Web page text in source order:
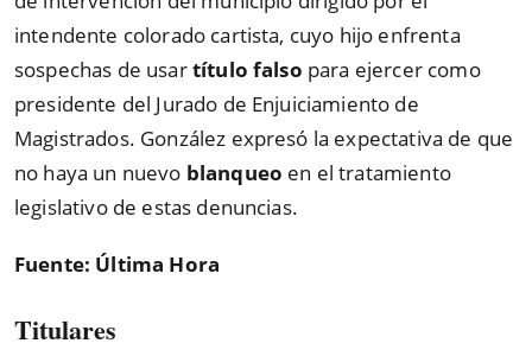
intendente colorado cartista, cuyo hijo enfrenta
sospechas de usartítulo falso para ejercer como
presidente del Jurado de Enjuiciamiento de
Magistrados. González expresó la expectativa de que
no haya un nuevo blanqueo en el tratamiento
legislativo de estas denuncias.
Fuente: Última Hora
Titulares